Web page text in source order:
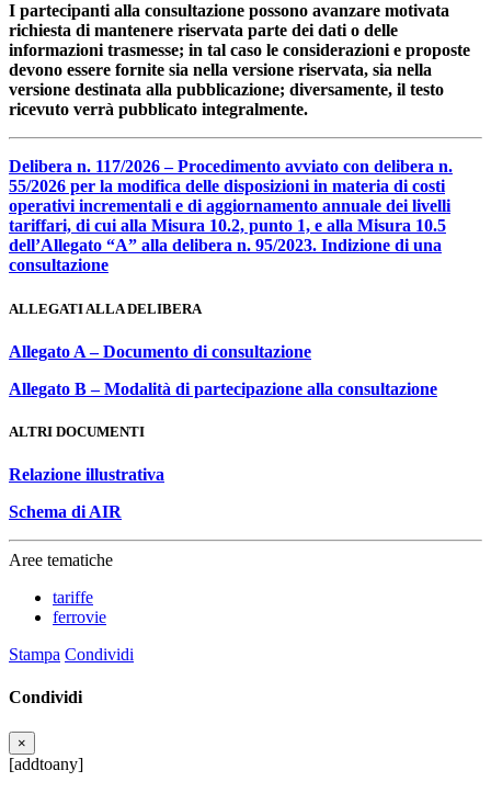
I partecipanti alla consultazione possono avanzare motivata
richiesta di mantenere riservata parte dei dati o delle
informazioni trasmesse; in tal caso le considerazioni e proposte
devono essere fornite sia nella versione riservata, sia nella
versione destinata alla pubblicazione; diversamente, il testo
ricevuto verrà pubblicato integralmente.
Delibera n. 117/2026 – Procedimento avviato con delibera n.
55/2026 per la modifica delle disposizioni in materia di costi
operativi incrementali e di aggiornamento annuale dei livelli
tariffari, di cui alla Misura 10.2, punto 1, e alla Misura 10.5
dell’Allegato “A” alla delibera n. 95/2023. Indizione di una
consultazione
ALLEGATI ALLA DELIBERA
Allegato A – Documento di consultazione
Allegato B – Modalità di partecipazione alla consultazione
ALTRI DOCUMENTI
Relazione illustrativa
Schema di AIR
Aree tematiche
tariffe
ferrovie
Stampa Condividi
Condividi
×
[addtoany]